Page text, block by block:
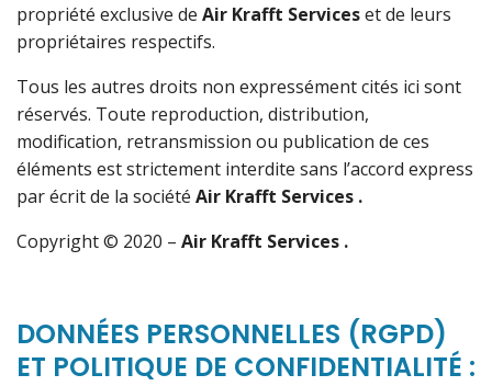
propriété exclusive de Air Krafft Serviceset de leurs
propriétaires respectifs.
Tous les autres droits non expressément cités ici sont
réservés. Toute reproduction, distribution,
modification, retransmission ou publication de ces
éléments est strictement interdite sans l’accord express
par écrit de la société Air Krafft Services .
Copyright © 2020 – Air Krafft Services .
DONNÉES PERSONNELLES (RGPD)
ET POLITIQUE DE CONFIDENTIALITÉ :